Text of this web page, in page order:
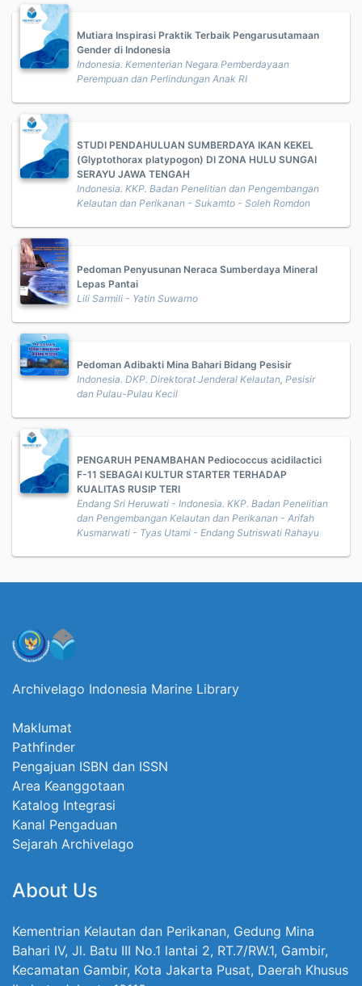
Mutiara Inspirasi Praktik Terbaik Pengarusutamaan
Gender di Indonesia
Indonesia. Kementerian Negara Pemberdayaan
Perempuan dan Perlindungan Anak RI
STUDI PENDAHULUAN SUMBERDAYA IKAN KEKEL
(Glyptothorax platypogon) DI ZONA HULU SUNGAI
SERAYU JAWA TENGAH
Indonesia. KKP. Badan Penelitian dan Pengembangan
Kelautan dan Perikanan - Sukamto - Soleh Romdon
Pedoman Penyusunan Neraca Sumberdaya Mineral
Lepas Pantai
Lili Sarmili - Yatin Suwarno
Pedoman Adibakti Mina Bahari Bidang Pesisir
Indonesia. DKP. Direktorat Jenderal Kelautan, Pesisir
dan Pulau-Pulau Kecil
PENGARUH PENAMBAHAN Pediococcus acidilactici
F-11 SEBAGAI KULTUR STARTER TERHADAP
KUALITAS RUSIP TERI
Endang Sri Heruwati - Indonesia. KKP. Badan Penelitian
dan Pengembangan Kelautan dan Perikanan - Arifah
Kusmarwati - Tyas Utami - Endang Sutriswati Rahayu
Archivelago Indonesia Marine Library
Maklumat
Pathfinder
Pengajuan ISBN dan ISSN
Area Keanggotaan
Katalog Integrasi
Kanal Pengaduan
Sejarah Archivelago
About Us
Kementrian Kelautan dan Perikanan, Gedung Mina
Bahari IV, Jl. Batu III No.1 lantai 2, RT.7/RW.1, Gambir,
Kecamatan Gambir, Kota Jakarta Pusat, Daerah Khusus